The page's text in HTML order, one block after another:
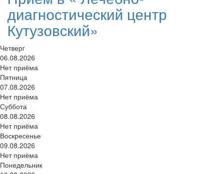
диагностический центр
Кутузовский»
Четверг
06.08.2026
Нет приёма
Пятница
07.08.2026
Нет приёма
Суббота
08.08.2026
Нет приёма
Воскресенье
09.08.2026
Нет приёма
Понедельник